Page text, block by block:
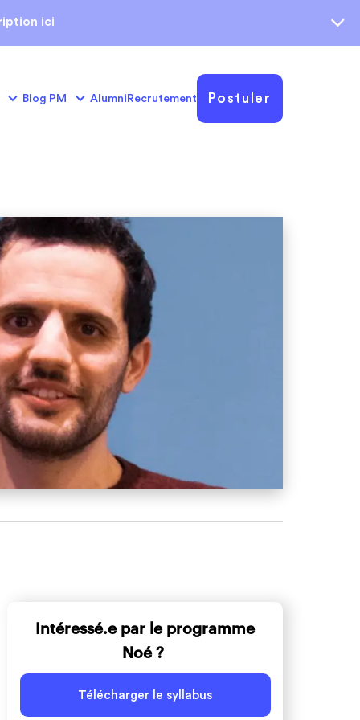
ici
Blog PM Alumni Recrutement Postuler
Intéressé.e par le programme
Noé ?
Télécharger le syllabus